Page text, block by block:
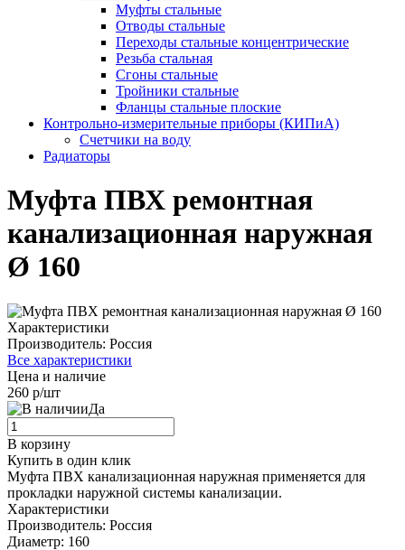
Муфты стальные
Отводы стальные
Переходы стальные концентрические
Резьба стальная
Сгоны стальные
Тройники стальные
Фланцы стальные плоские
Контрольно-измерительные приборы (КИПиА)
Счетчики на воду
Радиаторы
Муфта ПВХ ремонтная
канализационная наружная
Ø 160
Характеристики
Производитель: Россия
Все характеристики
Цена и наличие
260 р/шт
Да
В корзину
Купить в один клик
Муфта ПВХ канализационная наружная применяется для
прокладки наружной системы канализации.
Характеристики
Производитель: Россия
Диаметр: 160